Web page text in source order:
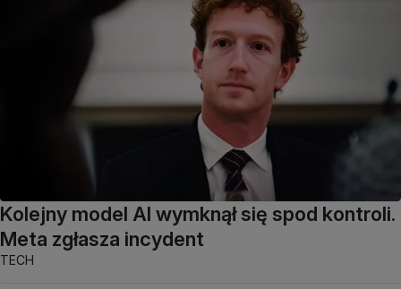
Kolejny model AI wymknął się spod kontroli.
Meta zgłasza incydent
TECH